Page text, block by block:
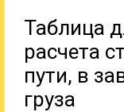
Таблица
расчета
пути, в
груза